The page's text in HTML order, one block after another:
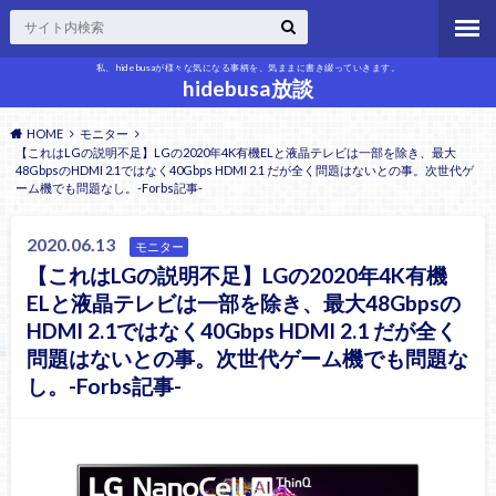
私、hidebusaが様々な気になる事柄を、気ままに書き綴っていきます。
hidebusa放談
HOME
モニター
【これはLGの説明不足】LGの2020年4K有機ELと液晶テレビは一部を除き、最大
48GbpsのHDMI 2.1ではなく40Gbps HDMI 2.1 だが全く問題はないとの事。次世代ゲ
ーム機でも問題なし。-Forbs記事-
2020.06.13 モニター
【これはLGの説明不足】LGの2020年4K有機
ELと液晶テレビは一部を除き、最大48Gbpsの
HDMI 2.1ではなく40Gbps HDMI 2.1 だが全く
問題はないとの事。次世代ゲーム機でも問題な
し。-Forbs記事-